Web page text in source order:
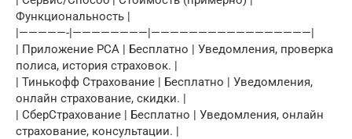
Функциональность |
|—————-|————————|—————————————————|
| Приложение РСА | Бесплатно | Уведомления, проверка
полиса, история страховок. |
| Тинькофф Страхование | Бесплатно | Уведомления,
онлайн страхование, скидки. |
| СберСтрахование | Бесплатно | Уведомления, онлайн
страхование, консультации. |